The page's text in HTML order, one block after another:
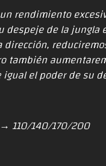
rendimiento
despeje de la
también
el poder de su
110/140/170/200